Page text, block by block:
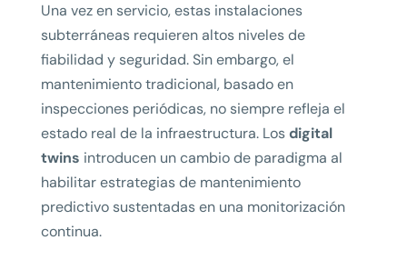
Una vez en servicio, estas instalaciones
subterráneas requieren altos niveles de
fiabilidad y seguridad. Sin embargo, el
mantenimiento tradicional, basado en
inspecciones periódicas, no siempre refleja el
estado real de la infraestructura. Losdigital
twins introducen un cambio de paradigma al
habilitar estrategias de mantenimiento
predictivo sustentadas en una monitorización
continua.